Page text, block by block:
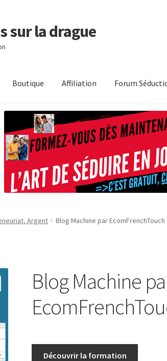
sur la drague
Boutique Affiliation Forum
Argent Blog Machine par EcomFrenchTouch
Blog Machine
Découvrir la formation